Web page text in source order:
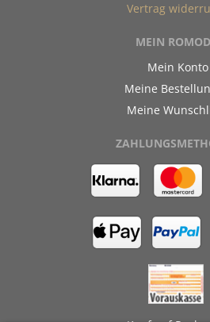
Vertrag
MEIN
Mein Konto
Meine
Meine